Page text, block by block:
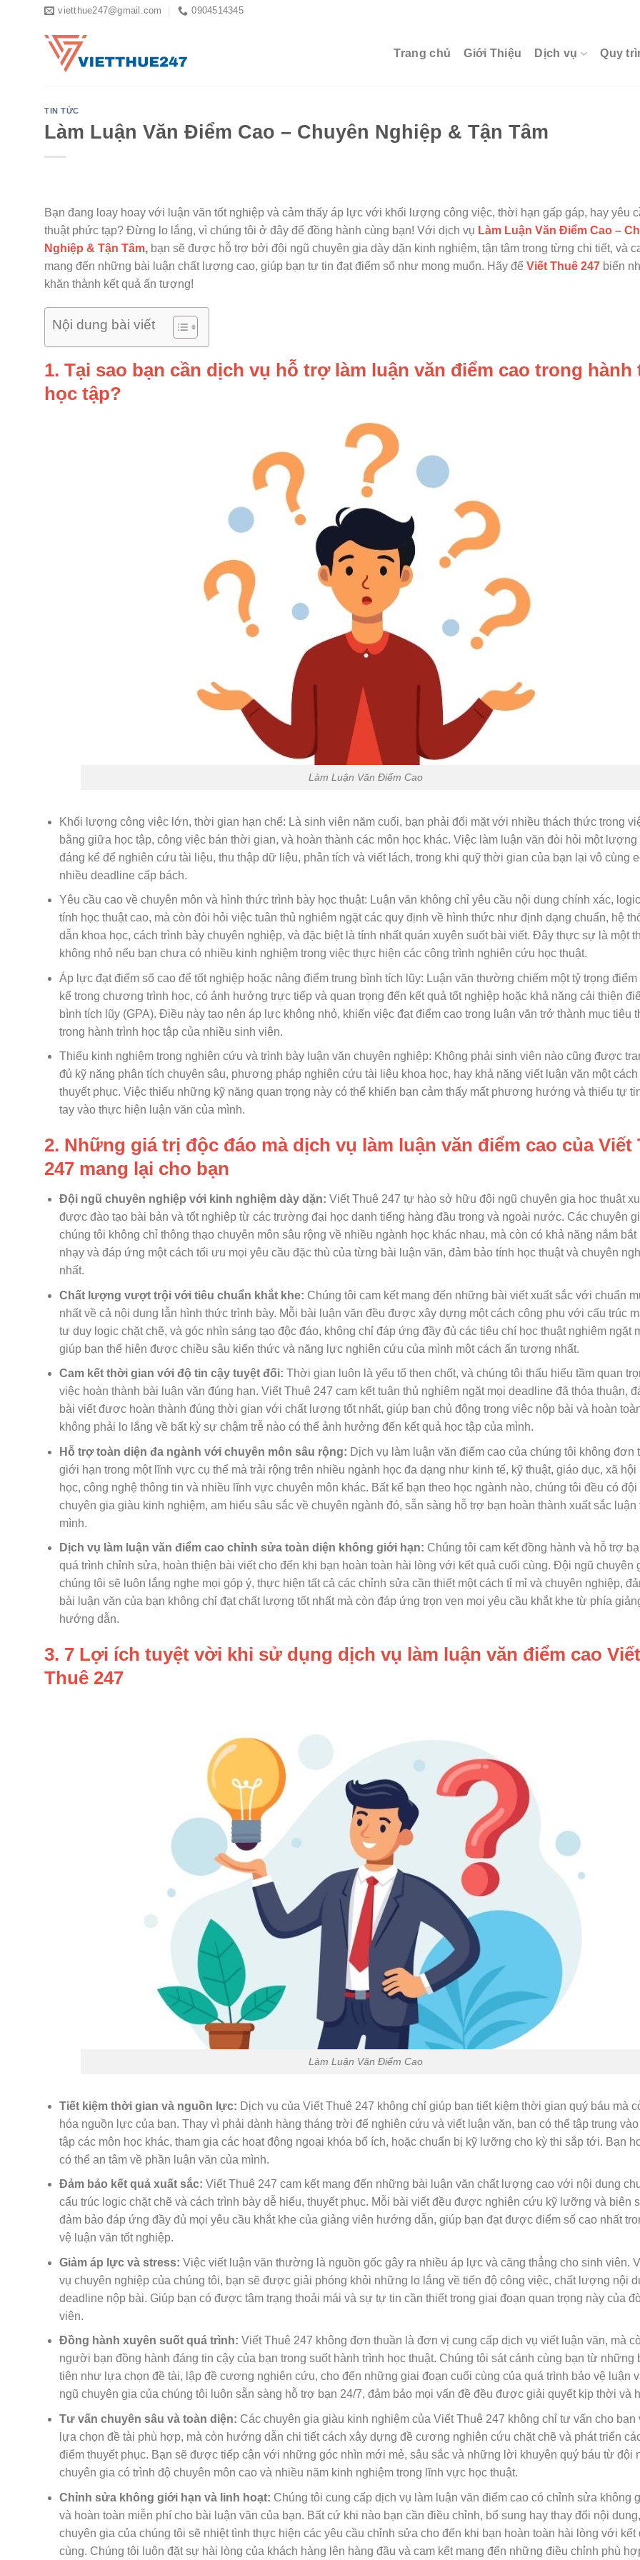
vietthue247@gmail.com 0904514345
Trang chủ Giới Thiệu Dịch vụ Quy
TIN TỨC
Làm Luận Văn Điểm Cao – Chuyên Nghiệp & Tận Tâm
Bạn đang loay hoay với luận văn tốt nghiệp và cảm thấy áp lực với khối lượng công việc, thời hạn gấp gáp, hay yêu
thuật phức tạp? Đừng lo lắng, vì chúng tôi ở đây để đồng hành cùng bạn! Với dịch vụ Làm Luận Văn Điểm Cao –
Nghiệp & Tận Tâm, bạn sẽ được hỗ trợ bởi đội ngũ chuyên gia dày dặn kinh nghiệm, tận tâm trong từng chi tiết, và
mang đến những bài luận chất lượng cao, giúp bạn tự tin đạt điểm số như mong muốn. Hãy để Viết Thuê 247 biến
khăn thành kết quả ấn tượng!
Nội dung bài viết
1. Tại sao bạn cần dịch vụ hỗ trợ làm luận văn điểm cao trong hành
học tập?
Làm Luận Văn Điểm Cao
Khối lượng công việc lớn, thời gian hạn chế: Là sinh viên năm cuối, bạn phải đối mặt với nhiều thách thức trong
bằng giữa học tập, công việc bán thời gian, và hoàn thành các môn học khác. Việc làm luận văn đòi hỏi một
đáng kể để nghiên cứu tài liệu, thu thập dữ liệu, phân tích và viết lách, trong khi quỹ thời gian của bạn lại vô cùng
nhiều deadline cấp bách.
Yêu cầu cao về chuyên môn và hình thức trình bày học thuật: Luận văn không chỉ yêu cầu nội dung chính xác,
tính học thuật cao, mà còn đòi hỏi việc tuân thủ nghiêm ngặt các quy định về hình thức như định dạng chuẩn, hệ
dẫn khoa học, cách trình bày chuyên nghiệp, và đặc biệt là tính nhất quán xuyên suốt bài viết. Đây thực sự là một
không nhỏ nếu bạn chưa có nhiều kinh nghiệm trong việc thực hiện các công trình nghiên cứu học thuật.
Áp lực đạt điểm số cao để tốt nghiệp hoặc nâng điểm trung bình tích lũy: Luận văn thường chiếm một tỷ trọng điểm
kể trong chương trình học, có ảnh hưởng trực tiếp và quan trọng đến kết quả tốt nghiệp hoặc khả năng cải thiện
bình tích lũy (GPA). Điều này tạo nên áp lực không nhỏ, khiến việc đạt điểm cao trong luận văn trở thành mục tiêu
trong hành trình học tập của nhiều sinh viên.
Thiếu kinh nghiệm trong nghiên cứu và trình bày luận văn chuyên nghiệp: Không phải sinh viên nào cũng được
đủ kỹ năng phân tích chuyên sâu, phương pháp nghiên cứu tài liệu khoa học, hay khả năng viết luận văn một
thuyết phục. Việc thiếu những kỹ năng quan trọng này có thể khiến bạn cảm thấy mất phương hướng và thiếu tự
tay vào thực hiện luận văn của mình.
2. Những giá trị độc đáo mà dịch vụ làm luận văn điểm cao của Viết
247 mang lại cho bạn
Đội ngũ chuyên nghiệp với kinh nghiệm dày dặn: Viết Thuê 247 tự hào sở hữu đội ngũ chuyên gia học thuật
được đào tạo bài bản và tốt nghiệp từ các trường đại học danh tiếng hàng đầu trong và ngoài nước. Các chuyên
chúng tôi không chỉ thông thạo chuyên môn sâu rộng về nhiều ngành học khác nhau, mà còn có khả năng nắm bắt
nhạy và đáp ứng một cách tối ưu mọi yêu cầu đặc thù của từng bài luận văn, đảm bảo tính học thuật và chuyên
nhất.
Chất lượng vượt trội với tiêu chuẩn khắt khe: Chúng tôi cam kết mang đến những bài viết xuất sắc với chuẩn
nhất về cả nội dung lẫn hình thức trình bày. Mỗi bài luận văn đều được xây dựng một cách công phu với cấu trúc
tư duy logic chặt chẽ, và góc nhìn sáng tạo độc đáo, không chỉ đáp ứng đầy đủ các tiêu chí học thuật nghiêm ngặt
giúp bạn thể hiện được chiều sâu kiến thức và năng lực nghiên cứu của mình một cách ấn tượng nhất.
Cam kết thời gian với độ tin cậy tuyệt đối: Thời gian luôn là yếu tố then chốt, và chúng tôi thấu hiểu tầm quan
việc hoàn thành bài luận văn đúng hạn. Viết Thuê 247 cam kết tuân thủ nghiêm ngặt mọi deadline đã thỏa thuận,
bài viết được hoàn thành đúng thời gian với chất lượng tốt nhất, giúp bạn chủ động trong việc nộp bài và hoàn
không phải lo lắng về bất kỳ sự chậm trễ nào có thể ảnh hưởng đến kết quả học tập của mình.
Hỗ trợ toàn diện đa ngành với chuyên môn sâu rộng: Dịch vụ làm luận văn điểm cao của chúng tôi không đơn
giới hạn trong một lĩnh vực cụ thể mà trải rộng trên nhiều ngành học đa dạng như kinh tế, kỹ thuật, giáo dục, xã hội
học, công nghệ thông tin và nhiều lĩnh vực chuyên môn khác. Bất kể bạn theo học ngành nào, chúng tôi đều có đội
chuyên gia giàu kinh nghiệm, am hiểu sâu sắc về chuyên ngành đó, sẵn sàng hỗ trợ bạn hoàn thành xuất sắc luận
mình.
Dịch vụ làm luận văn điểm cao chỉnh sửa toàn diện không giới hạn: Chúng tôi cam kết đồng hành và hỗ trợ
quá trình chỉnh sửa, hoàn thiện bài viết cho đến khi bạn hoàn toàn hài lòng với kết quả cuối cùng. Đội ngũ chuyên
chúng tôi sẽ luôn lắng nghe mọi góp ý, thực hiện tất cả các chỉnh sửa cần thiết một cách tỉ mỉ và chuyên nghiệp,
bài luận văn của bạn không chỉ đạt chất lượng tốt nhất mà còn đáp ứng trọn vẹn mọi yêu cầu khắt khe từ phía
hướng dẫn.
3. 7 Lợi ích tuyệt vời khi sử dụng dịch vụ làm luận văn điểm cao Viết
Thuê 247
Làm Luận Văn Điểm Cao
Tiết kiệm thời gian và nguồn lực: Dịch vụ của Viết Thuê 247 không chỉ giúp bạn tiết kiệm thời gian quý báu mà
hóa nguồn lực của bạn. Thay vì phải dành hàng tháng trời để nghiên cứu và viết luận văn, bạn có thể tập trung
tập các môn học khác, tham gia các hoạt động ngoại khóa bổ ích, hoặc chuẩn bị kỹ lưỡng cho kỳ thi sắp tới. Bạn
có thể an tâm về phần luận văn của mình.
Đảm bảo kết quả xuất sắc: Viết Thuê 247 cam kết mang đến những bài luận văn chất lượng cao với nội dung
cấu trúc logic chặt chẽ và cách trình bày dễ hiểu, thuyết phục. Mỗi bài viết đều được nghiên cứu kỹ lưỡng và biên
đảm bảo đáp ứng đầy đủ mọi yêu cầu khắt khe của giảng viên hướng dẫn, giúp bạn đạt được điểm số cao nhất
vệ luận văn tốt nghiệp.
Giảm áp lực và stress: Việc viết luận văn thường là nguồn gốc gây ra nhiều áp lực và căng thẳng cho sinh viên.
vụ chuyên nghiệp của chúng tôi, bạn sẽ được giải phóng khỏi những lo lắng về tiến độ công việc, chất lượng nội
deadline nộp bài. Giúp bạn có được tâm trạng thoải mái và sự tự tin cần thiết trong giai đoạn quan trọng này của
viên.
Đồng hành xuyên suốt quá trình: Viết Thuê 247 không đơn thuần là đơn vị cung cấp dịch vụ viết luận văn, mà
người bạn đồng hành đáng tin cậy của bạn trong suốt hành trình học thuật. Chúng tôi sát cánh cùng bạn từ những
tiên như lựa chọn đề tài, lập đề cương nghiên cứu, cho đến những giai đoạn cuối cùng của quá trình bảo vệ luận
ngũ chuyên gia của chúng tôi luôn sẵn sàng hỗ trợ bạn 24/7, đảm bảo mọi vấn đề đều được giải quyết kịp thời và
Tư vấn chuyên sâu và toàn diện: Các chuyên gia giàu kinh nghiệm của Viết Thuê 247 không chỉ tư vấn cho bạn
lựa chọn đề tài phù hợp, mà còn hướng dẫn chi tiết cách xây dựng đề cương nghiên cứu chặt chẽ và phát triển
điểm thuyết phục. Bạn sẽ được tiếp cận với những góc nhìn mới mẻ, sâu sắc và những lời khuyên quý báu từ đội
chuyên gia có trình độ chuyên môn cao và nhiều năm kinh nghiệm trong lĩnh vực học thuật.
Chỉnh sửa không giới hạn và linh hoạt: Chúng tôi cung cấp dịch vụ làm luận văn điểm cao có chỉnh sửa không
và hoàn toàn miễn phí cho bài luận văn của bạn. Bất cứ khi nào bạn cần điều chỉnh, bổ sung hay thay đổi nội
chuyên gia của chúng tôi sẽ nhiệt tình thực hiện các yêu cầu chỉnh sửa cho đến khi bạn hoàn toàn hài lòng với kết
cùng. Chúng tôi luôn đặt sự hài lòng của khách hàng lên hàng đầu và cam kết mang đến những điều chỉnh phù